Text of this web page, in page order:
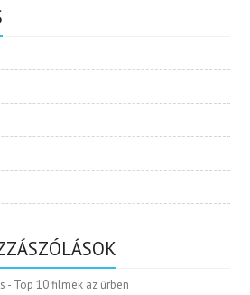
- Top 10 filmek az űrben